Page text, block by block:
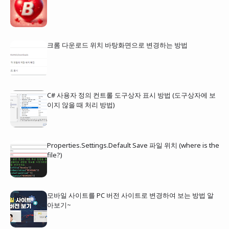
크롬 다운로드 위치 바탕화면으로 변경하는 방법
C# 사용자 정의 컨트롤 도구상자 표시 방법 (도구상자에 보
이지 않을 때 처리 방법)
Properties.Settings.Default Save 파일 위치 (where is the
file?)
모바일 사이트를 PC 버전 사이트로 변경하여 보는 방법 알
아보기~